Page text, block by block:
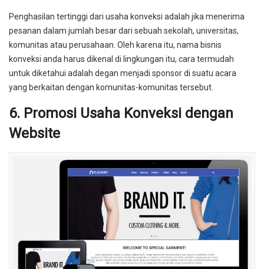
Penghasilan tertinggi dari usaha konveksi adalah jika menerima
pesanan dalam jumlah besar dari sebuah sekolah, universitas,
komunitas atau perusahaan. Oleh karena itu, nama bisnis
konveksi anda harus dikenal di lingkungan itu, cara termudah
untuk diketahui adalah degan menjadi sponsor di suatu acara
yang berkaitan dengan komunitas-komunitas tersebut.
6. Promosi Usaha Konveksi dengan
Website